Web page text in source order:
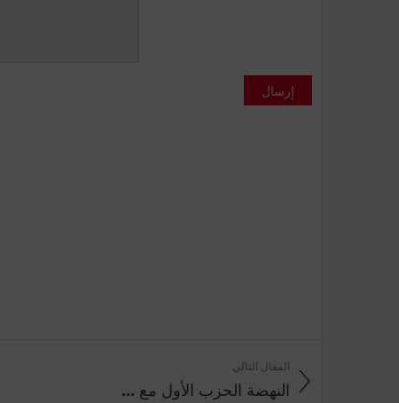
إرسال
المقال التالي
النهضة الحزب الأول مع ...